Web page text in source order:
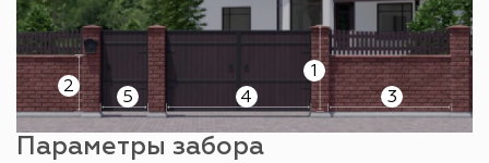
1
2
3
4
5
Параметры забора